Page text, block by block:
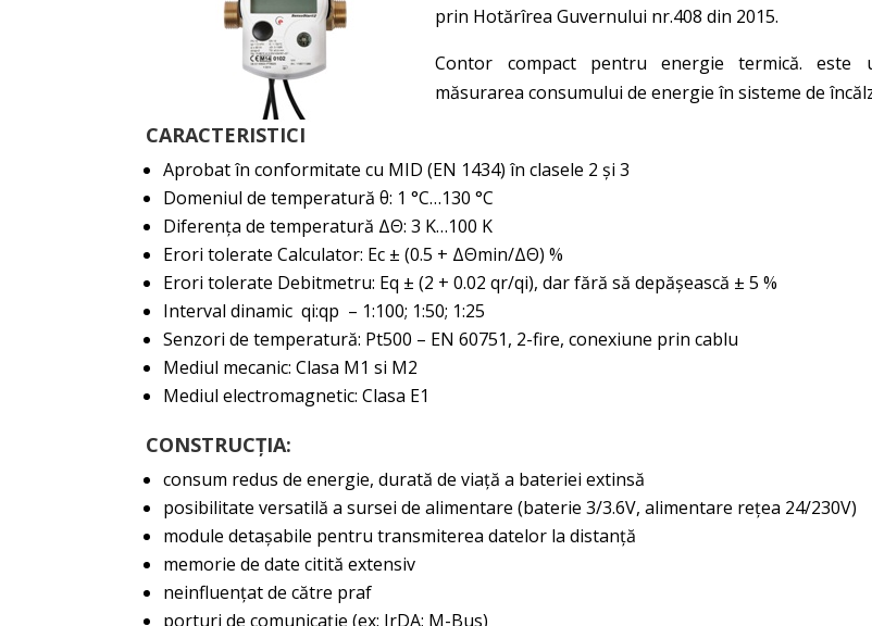
prin Hotărîrea Guvernului nr.408 din 2015.
Contor compact pentru energie termică.
măsurarea consumului de energie în sisteme de
CARACTERISTICI
Aprobat în conformitate cu MID (EN 1434) în clasele 2 şi 3
Domeniul de temperatură θ: 1 °C…130 °C
Diferența de temperatură ΔΘ: 3 K…100 K
Erori tolerate Calculator: Ec ± (0.5 + ΔΘmin/ΔΘ) %
Erori tolerate Debitmetru: Eq ± (2 + 0.02 qr/qi), dar fără să depășească ± 5 %
Interval dinamic qi:qp – 1:100; 1:50; 1:25
Senzori de temperatură: Pt500 – EN 60751, 2-fire, conexiune prin cablu
Mediul mecanic: Clasa M1 si M2
Mediul electromagnetic: Clasa E1
CONSTRUCȚIA:
consum redus de energie, durată de viaţă a bateriei extinsă
posibilitate versatilă a sursei de alimentare (baterie 3/3.6V, alimentare reţea 24/230V)
module detaşabile pentru transmiterea datelor la distanţă
memorie de date citită extensiv
neinfluenţat de către praf
porturi de comunicaţie (ex: IrDA; M-Bus)